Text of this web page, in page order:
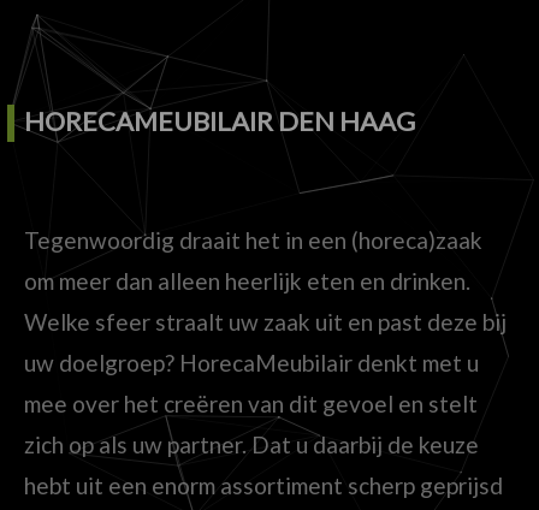
HORECAMEUBILAIR DEN HAAG
Tegenwoordig draait het in een (horeca)zaak
om meer dan alleen heerlijk eten en drinken.
Welke sfeer straalt uw zaak uit en past deze bij
uw doelgroep? HorecaMeubilair denkt met u
mee over het creëren van dit gevoel en stelt
zich op als uw partner. Dat u daarbij de keuze
hebt uit een enorm assortiment scherp geprijsd